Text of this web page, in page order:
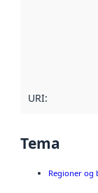
URI:
Tema
Regioner og